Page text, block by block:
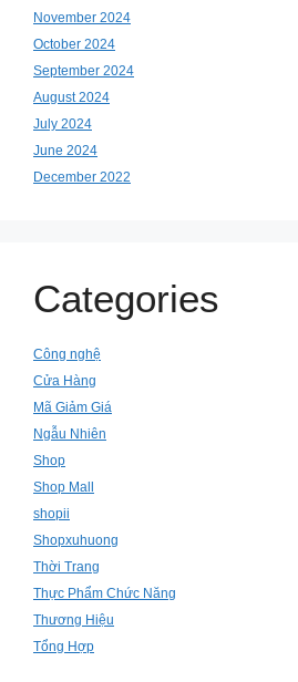
November 2024
October 2024
September 2024
August 2024
July 2024
June 2024
December 2022
Categories
Công nghệ
Cửa Hàng
Mã Giảm Giá
Ngẫu Nhiên
Shop
Shop Mall
shopii
Shopxuhuong
Thời Trang
Thực Phẩm Chức Năng
Thương Hiệu
Tổng Hợp